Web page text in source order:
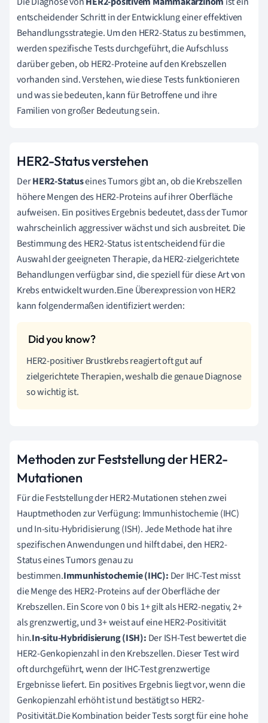
entscheidender Schritt in der Entwicklung einer effektiven
Behandlungsstrategie. Um den HER2-Status zu bestimmen,
werden spezifische Tests durchgeführt, die Aufschluss
darüber geben, ob HER2-Proteine auf den Krebszellen
vorhanden sind. Verstehen, wie diese Tests funktionieren
und was sie bedeuten, kann für Betroffene und ihre
Familien von großer Bedeutung sein.
HER2-Status verstehen
DerHER2-Statuseines Tumors gibt an, ob die Krebszellen
höhere Mengen des HER2-Proteins auf ihrer Oberfläche
aufweisen. Ein positives Ergebnis bedeutet, dass der Tumor
wahrscheinlich aggressiver wächst und sich ausbreitet. Die
Bestimmung des HER2-Status ist entscheidend für die
Auswahl der geeigneten Therapie, da HER2-zielgerichtete
Behandlungen verfügbar sind, die speziell für diese Art von
Krebs entwickelt wurden.Eine Überexpression von HER2
kann folgendermaßen identifiziert werden:
HER2-positiver Brustkrebs reagiert oft gut auf
zielgerichtete Therapien, weshalb die genaue Diagnose
so wichtig ist.
Methoden zur Feststellung der HER2-
Mutationen
Für die Feststellung der HER2-Mutationen stehen zwei
Hauptmethoden zur Verfügung: Immunhistochemie (IHC)
und In-situ-Hybridisierung (ISH). Jede Methode hat ihre
spezifischen Anwendungen und hilft dabei, den HER2-
Status eines Tumors genau zu
bestimmen.Immunhistochemie (IHC): Der IHC-Test misst
die Menge des HER2-Proteins auf der Oberfläche der
Krebszellen. Ein Score von 0 bis 1+ gilt als HER2-negativ, 2+
als grenzwertig, und 3+ weist auf eine HER2-Positivität
hin.In-situ-Hybridisierung (ISH): Der ISH-Test bewertet die
HER2-Genkopienzahl in den Krebszellen. Dieser Test wird
oft durchgeführt, wenn der IHC-Test grenzwertige
Ergebnisse liefert. Ein positives Ergebnis liegt vor, wenn die
Genkopienzahl erhöht ist und bestätigt so HER2-
Positivität.Die Kombination beider Tests sorgt für eine hohe